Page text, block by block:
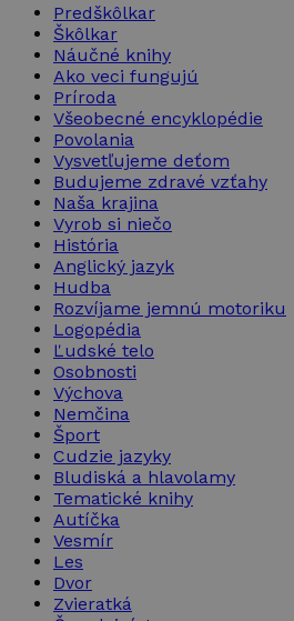
Predškôlkar
Škôlkar
Náučné knihy
Ako veci fungujú
Príroda
Všeobecné encyklopédie
Povolania
Vysvetľujeme deťom
Budujeme zdravé vzťahy
Naša krajina
Vyrob si niečo
História
Anglický jazyk
Hudba
Rozvíjame jemnú motoriku
Logopédia
Ľudské telo
Osobnosti
Výchova
Nemčina
Šport
Cudzie jazyky
Bludiská a hlavolamy
Tematické knihy
Autíčka
Vesmír
Les
Dvor
Zvieratká